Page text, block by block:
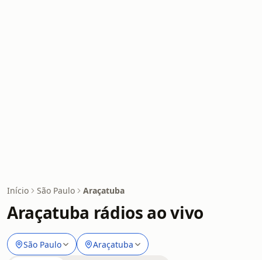
Início São Paulo Araçatuba
Araçatuba rádios ao vivo
São Paulo Araçatuba